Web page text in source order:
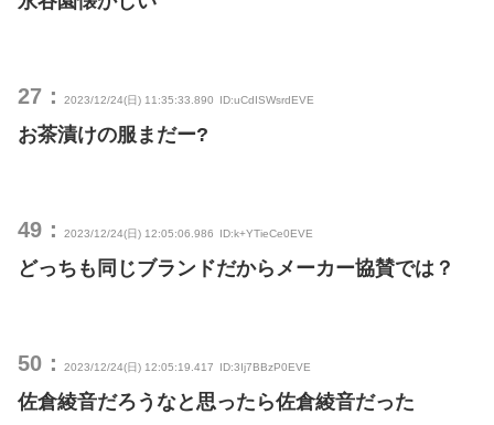
27： 2023/12/24(日) 11:35:33.890 ID:uCdISWsrdEVE
お茶漬けの服まだー?
49： 2023/12/24(日) 12:05:06.986 ID:k+YTieCe0EVE
どっちも同じブランドだからメーカー協賛では？
50： 2023/12/24(日) 12:05:19.417 ID:3Ij7BBzP0EVE
佐倉綾音だろうなと思ったら佐倉綾音だった